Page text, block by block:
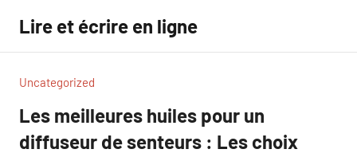
contenu
Lire et écrire en ligne
Uncategorized
Les meilleures huiles pour un
diffuseur de senteurs : Les choix